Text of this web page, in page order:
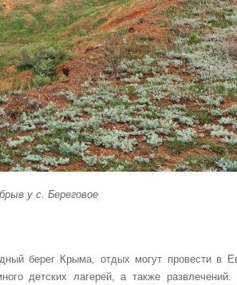
у с. Береговое
берег Крыма, отдых могут провести в
детских лагерей, а также